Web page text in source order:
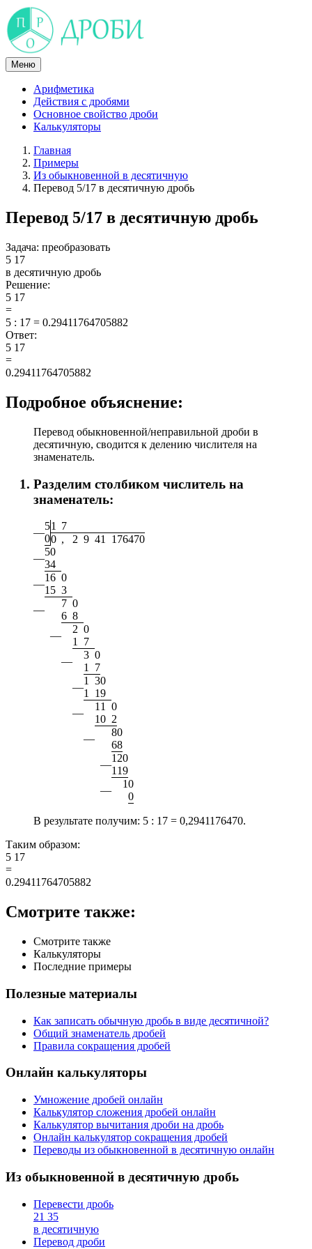
Skip
to
content
Меню
Арифметика
Действия с дробями
Основное свойство дроби
Калькуляторы
Главная
Примеры
Из обыкновенной в десятичную
Перевод 5/17 в десятичную дробь
Перевод 5/17 в десятичную дробь
Задача: преобразовать
5 17
в десятичную дробь
Решение:
5 17
=
5 : 17 = 0.29411764705882
Ответ:
5 17
=
0.29411764705882
Подробное объяснение:
Перевод обыкновенной/неправильной дроби в
десятичную, сводится к делению числителя на
знаменатель.
Разделим столбиком числитель на
знаменатель:
—
51
7
00 , 2 9 41 1 76470
—
50
34
—
16 0
1 5 3
—
7 0
6 8
—
2 0
1
7
—
3 0
1
7
—
1 30
1
19
—
1 1
0
10 2
—
80
68
—
1 20
1 19
—
10
0
В результате получим: 5 : 17 = 0,2941176470.
Таким образом:
5 17
=
0.29411764705882
Смотрите также:
Смотрите также
Калькуляторы
Последние примеры
Полезные материалы
Как записать обычную дробь в виде десятичной?
Общий знаменатель дробей
Правила сокращения дробей
Онлайн калькуляторы
Умножение дробей онлайн
Калькулятор сложения дробей онлайн
Калькулятор вычитания дроби на дробь
Онлайн калькулятор сокращения дробей
Переводы из обыкновенной в десятичную онлайн
Из обыкновенной в десятичную дробь
Перевести дробь
21 35
в десятичную
Перевод дроби